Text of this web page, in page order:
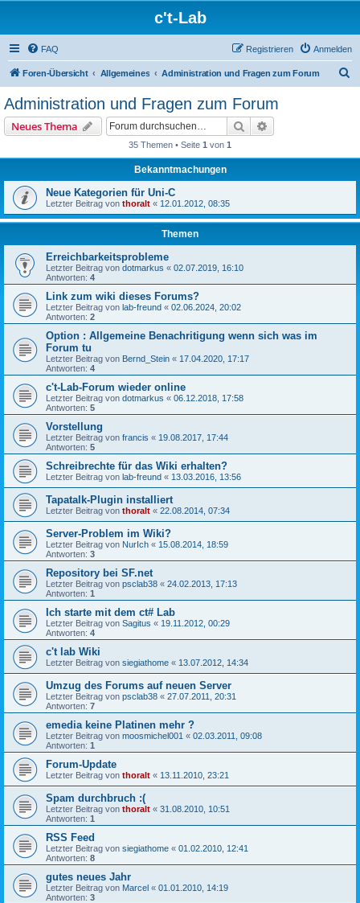
c't-Lab
FAQ Anmelden
Registrieren
Foren-Übersicht Allgemeines Administration und Fragen zum Forum
Administration und Fragen zum Forum
Neues Thema Suche
35 Themen • Seite 1 von 1
Bekanntmachungen
Neue Kategorien für Uni-C
Letzter Beitrag von thoralt « 12.01.2012, 08:35
Themen
Erreichbarkeitsprobleme
Letzter Beitrag von dotmarkus « 02.07.2019, 16:10
Antworten: 4
Link zum wiki dieses Forums?
Letzter Beitrag von lab-freund « 02.06.2024, 20:02
Antworten: 2
Option : Allgemeine Benachritigung wenn sich was im
Forum tu
Letzter Beitrag von Bernd_Stein « 17.04.2020, 17:17
Antworten: 4
c't-Lab-Forum wieder online
Letzter Beitrag von dotmarkus « 06.12.2018, 17:58
Antworten: 5
Vorstellung
Letzter Beitrag von francis « 19.08.2017, 17:44
Antworten: 5
Schreibrechte für das Wiki erhalten?
Letzter Beitrag von lab-freund « 13.03.2016, 13:56
Tapatalk-Plugin installiert
Letzter Beitrag von thoralt « 22.08.2014, 07:34
Server-Problem im Wiki?
Letzter Beitrag von NurIch « 15.08.2014, 18:59
Antworten: 3
Repository bei SF.net
Letzter Beitrag von psclab38 « 24.02.2013, 17:13
Antworten: 1
Ich starte mit dem ct# Lab
Letzter Beitrag von Sagitus « 19.11.2012, 00:29
Antworten: 4
c't lab Wiki
Letzter Beitrag von siegiathome « 13.07.2012, 14:34
Umzug des Forums auf neuen Server
Letzter Beitrag von psclab38 « 27.07.2011, 20:31
Antworten: 7
emedia keine Platinen mehr ?
Letzter Beitrag von moosmichel001 « 02.03.2011, 09:08
Antworten: 1
Forum-Update
Letzter Beitrag von thoralt « 13.11.2010, 23:21
Spam durchbruch :(
Letzter Beitrag von thoralt « 31.08.2010, 10:51
Antworten: 1
RSS Feed
Letzter Beitrag von siegiathome « 01.02.2010, 12:41
Antworten: 8
gutes neues Jahr
Letzter Beitrag von Marcel « 01.01.2010, 14:19
Antworten: 3